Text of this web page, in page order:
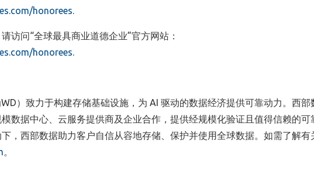
honorees.
访问“全球最具商业道德企业”官方网站：
honorees.
）致力于构建存储基础设施，为 AI 驱动的数据经济提供可靠动力。西部
数据中心、云服务提供商及企业合作，提供经规模化验证且值得信赖的可
，西部数据助力客户自信从容地存储、保护并使用全球数据。如需了解有
。